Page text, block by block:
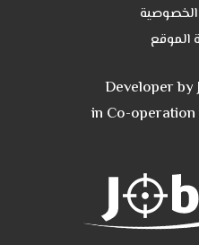
الموقع
Developer by
in Co-